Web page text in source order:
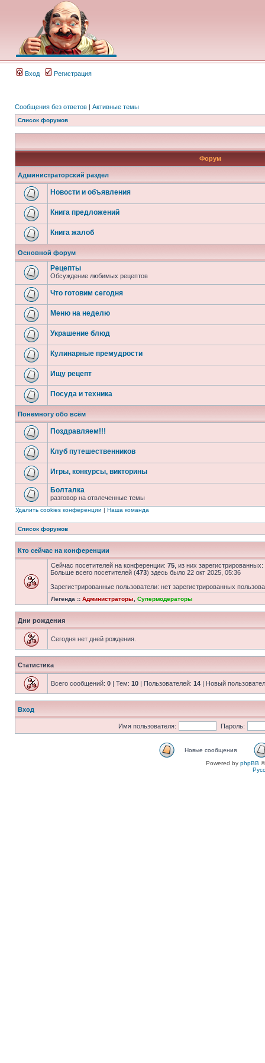
Вход Регистрация
Сообщения без ответов | Активные темы
Список форумов
Форум
Администраторский раздел
Новости и объявления
Книга предложений
Книга жалоб
Основной форум
Рецепты
Обсуждение любимых рецептов
Что готовим сегодня
Меню на неделю
Украшение блюд
Кулинарные премудрости
Ищу рецепт
Посуда и техника
Понемногу обо всём
Поздравляем!!!
Клуб путешественников
Игры, конкурсы, викторины
Болталка
разговор на отвлеченные темы
Удалить cookies конференции | Наша команда
Список форумов
Кто сейчас на конференции
Сейчас посетителей на конференции: 75 , из них
Больше всего посетителей (473) здесь было 22 окт 2025, 05:36
Зарегистрированные пользователи: нет зарегистрированных
Легенда :: Администраторы Супермодераторы
Дни рождения
Сегодня нет дней рождения.
Статистика
Всего сообщений: 0 | Тем: 10 | Пользователей: 14 | Новый
Вход
Имя пользователя: Пароль:
Новые сообщения
Powered by phpBB